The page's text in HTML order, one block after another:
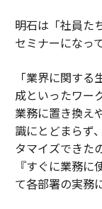
明石は「社員た
セミナーになっ
「業界に関す
成といったワー
業務に置き換え
識にとどまらず
タマイズできた
『すぐに業務
て各部署の実務